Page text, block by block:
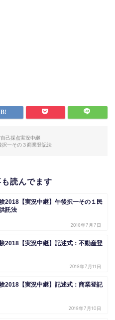
己採点実況中継
一その３商業登記法
読んでます
2018【実況中継】午後択一その１民
託法
2018年7月7日
2018【実況中継】記述式：不動産登
2018年7月11日
2018【実況中継】記述式：商業登記
2018年7月10日